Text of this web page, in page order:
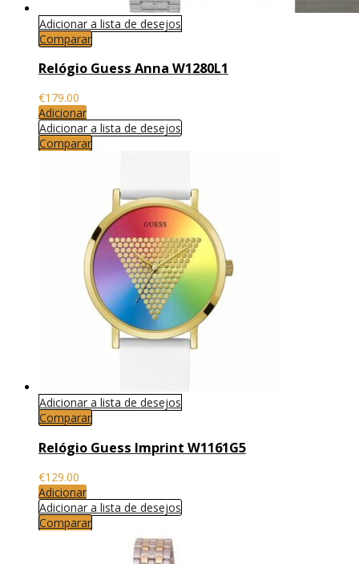
Adicionar a lista de desejos
Comparar
Relógio Guess Anna W1280L1
€179.00
Adicionar
Adicionar a lista de desejos
Comparar
Adicionar a lista de desejos
Comparar
Relógio Guess Imprint W1161G5
€129.00
Adicionar
Adicionar a lista de desejos
Comparar